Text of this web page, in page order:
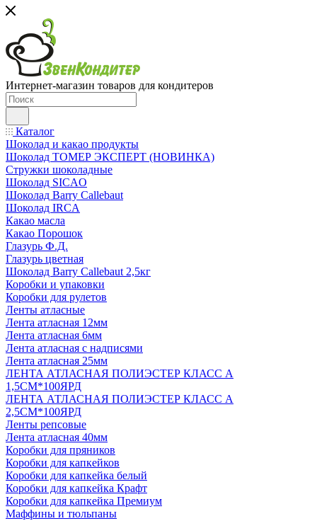
Интернет-магазин товаров для кондитеров
Каталог
Шоколад и какао продукты
Шоколад ТОМЕР ЭКСПЕРТ (НОВИНКА)
Стружки шоколадные
Шоколад SICAO
Шоколад Barry Callebaut
Шоколад IRCA
Какао масла
Какао Порошок
Глазурь Ф.Д.
Глазурь цветная
Шоколад Barry Callebaut 2,5кг
Коробки и упаковки
Коробки для рулетов
Ленты атласные
Лента атласная 12мм
Лента атласная 6мм
Лента атласная с надписями
Лента атласная 25мм
ЛЕНТА АТЛАСНАЯ ПОЛИЭСТЕР КЛАСС А
1,5СМ*100ЯРД
ЛЕНТА АТЛАСНАЯ ПОЛИЭСТЕР КЛАСС А
2,5СМ*100ЯРД
Ленты репсовые
Лента атласная 40мм
Коробки для пряников
Коробки для капкейков
Коробки для капкейка белый
Коробки для капкейка Крафт
Коробки для капкейка Премиум
Маффины и тюльпаны